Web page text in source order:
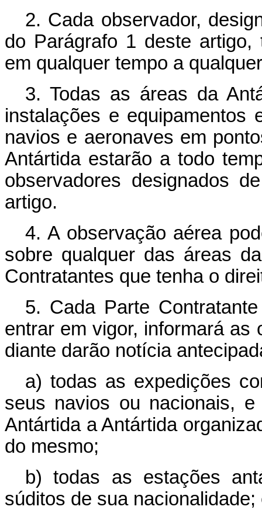
2. Cada observador,
do Parágrafo 1 deste
em qualquer tempo a
3. Todas as áreas da
instalações e equipamentos
navios e aeronaves em
Antártida estarão a todo
observadores designados
artigo.
4. A observação aérea
sobre qualquer das áreas
Contratantes que tenha o
5. Cada Parte
entrar em vigor, informará
diante darão notícia
a) todas as expedições
seus navios ou nacionais,
Antártida a Antártida
do mesmo;
b) todas as estações
súditos de sua nacionalidade;